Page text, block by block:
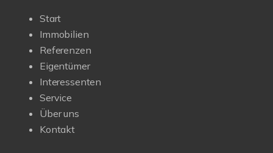
Start
Immobilien
Referenzen
Eigentümer
Interessenten
Service
Über uns
Kontakt